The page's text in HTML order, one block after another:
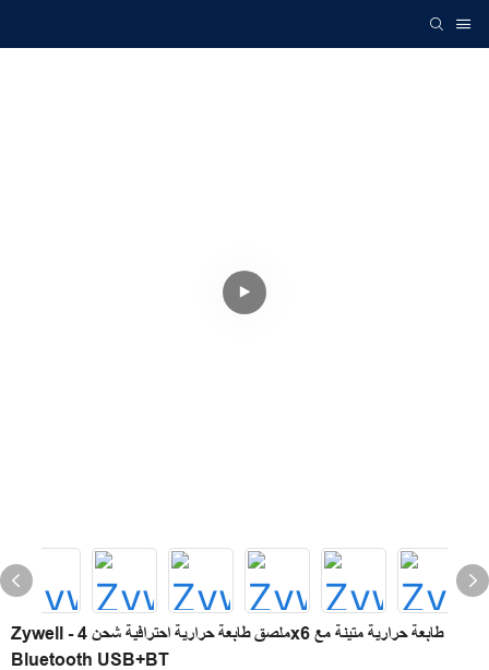
Zywell - ملصق طابعة حرارية احترافية شحن 4x6 طابعة حرارية متينة مع
Bluetooth USB+BT